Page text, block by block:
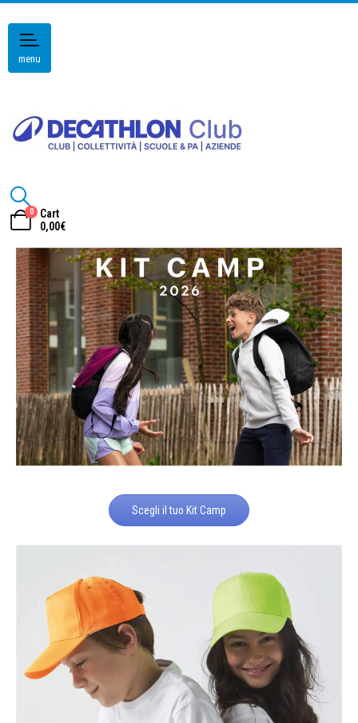
menu
0
Cart
0,00€
Scegli il tuo Kit Camp